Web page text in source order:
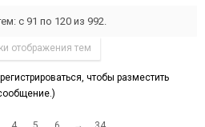
с 91 по 120 из 992.
отображения тем
чтобы разместить